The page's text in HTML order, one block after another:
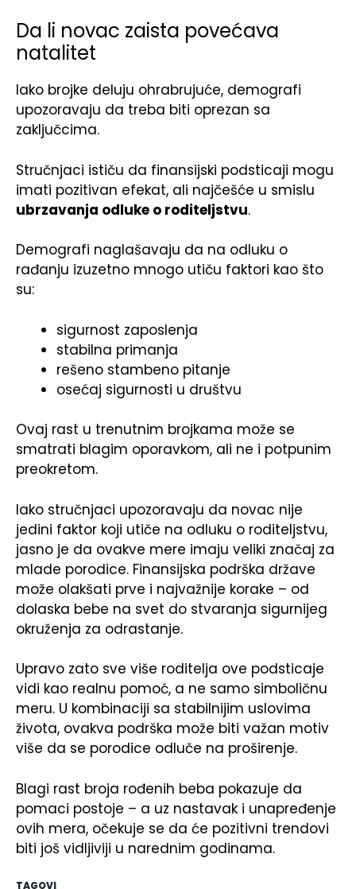
Da li novac zaista povećava
natalitet
Iako brojke deluju ohrabrujuće, demografi
upozoravaju da treba biti oprezan sa
zaključcima.
Stručnjaci ističu da finansijski podsticaji mogu
imati pozitivan efekat, ali najčešće u smislu
ubrzavanja odluke o roditeljstvu.
Demografi naglašavaju da na odluku o
rađanju izuzetno mnogo utiču faktori kao što
su:
sigurnost zaposlenja
stabilna primanja
rešeno stambeno pitanje
osećaj sigurnosti u društvu
Ovaj rast u trenutnim brojkama može se
smatrati blagim oporavkom, ali ne i potpunim
preokretom.
Iako stručnjaci upozoravaju da novac nije
jedini faktor koji utiče na odluku o roditeljstvu,
jasno je da ovakve mere imaju veliki značaj za
mlade porodice. Finansijska podrška države
može olakšati prve i najvažnije korake – od
dolaska bebe na svet do stvaranja sigurnijeg
okruženja za odrastanje.
Upravo zato sve više roditelja ove podsticaje
vidi kao realnu pomoć, a ne samo simboličnu
meru. U kombinaciji sa stabilnijim uslovima
života, ovakva podrška može biti važan motiv
više da se porodice odluče na proširenje.
Blagi rast broja rođenih beba pokazuje da
pomaci postoje – a uz nastavak i unapređenje
ovih mera, očekuje se da će pozitivni trendovi
biti još vidljiviji u narednim godinama.
TAGOVI